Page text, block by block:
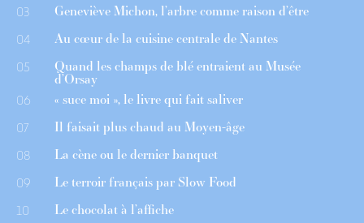
03 Geneviève Michon, l’arbre comme raison d’être
04 Au cœur de la cuisine centrale de Nantes
05 Quand les champs de blé entraient au Musée
d’Orsay
06 « suce moi », le livre qui fait saliver
07 Il faisait plus chaud au Moyen-âge
08 La cène ou le dernier banquet
09 Le terroir français par Slow Food
10 Le chocolat à l’affiche